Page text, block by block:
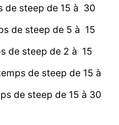
de steep de 15 à 30
de steep de 5 à 15
de steep de 2 à 15
de steep de 15 à
de steep de 15 à 30